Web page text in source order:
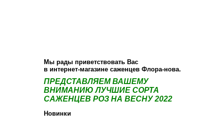
Мы рады приветствовать Вас
в интернет-магазине саженцев Флора-нова.
ПРЕДСТАВЛЯЕМ ВАШЕМУ
ВНИМАНИЮ ЛУЧШИЕ СОРТА
САЖЕНЦЕВ РОЗ НА ВЕСНУ 2022
Новинки